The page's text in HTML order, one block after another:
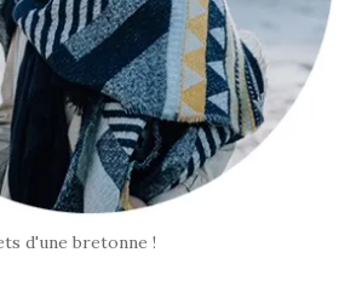
d'une bretonne !